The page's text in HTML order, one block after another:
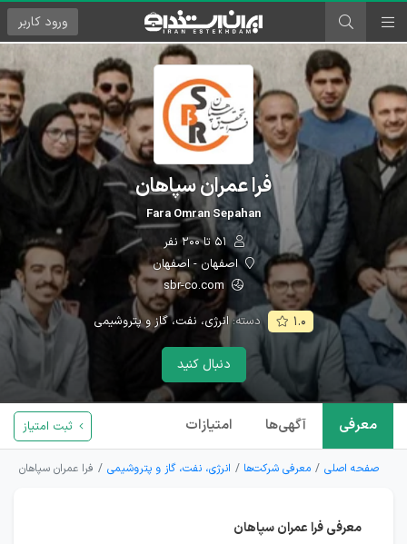
ورود کاربر
فرا عمران سپاهان
Fara Omran Sepahan
۵۱ تا ۲۰۰ نفر
اصفهان - اصفهان
۱.۰ دسته:انرژی، نفت، گاز و پتروشیمی
دنبال کنید
معرفی آگهی‌ها امتیازات ثبت امتیاز
صفحه اصلی معرفی شرکت‌ها انرژی، نفت، گاز و پتروشیمی فرا عمران سپاهان
معرفی فرا عمران سپاهان